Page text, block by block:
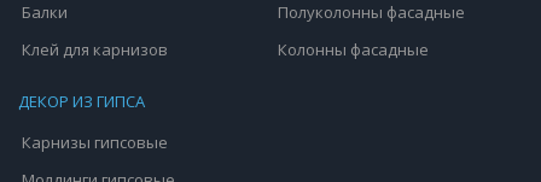
Балки
Клей для карнизов
Полуколонны фасадные
Колонны фасадные
ДЕКОР ИЗ ГИПСА
Карнизы гипсовые